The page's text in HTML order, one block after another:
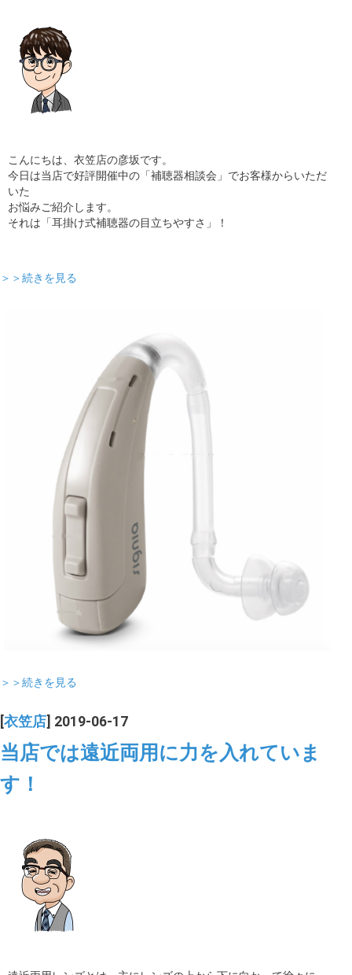
こんにちは、衣笠店の彦坂です。
今日は当店で好評開催中の「補聴器相談会」でお客様からいただ
いた
お悩みご紹介します。
それは「耳掛け式補聴器の目立ちやすさ」！
＞＞続きを見る
＞＞続きを見る
衣笠店 ] 2019-06-17
当店では遠近両用に力を入れていま
す！